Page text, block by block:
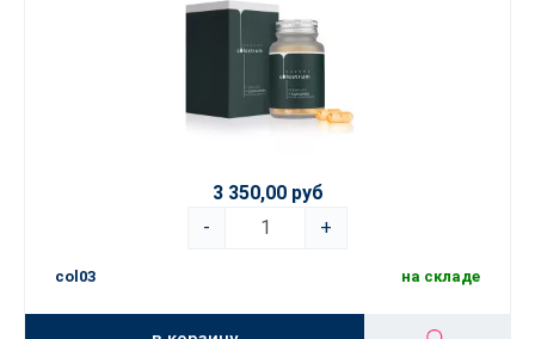
3 350,00 руб
-
+
col03 на складе